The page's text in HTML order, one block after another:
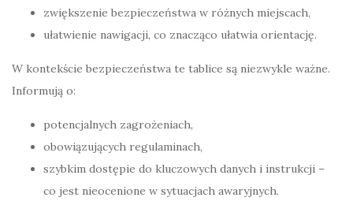
zwiększenie bezpieczeństwa w różnych miejscach,
ułatwienie nawigacji, co znacząco ułatwia orientację.
W kontekście bezpieczeństwa te tablice są niezwykle ważne.
Informują o:
potencjalnych zagrożeniach,
obowiązujących regulaminach,
szybkim dostępie do kluczowych danych i instrukcji –
co jest nieocenione w sytuacjach awaryjnych.